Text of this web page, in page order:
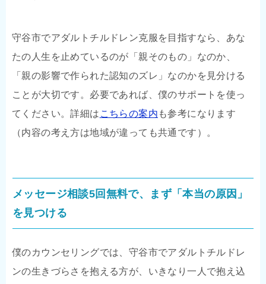
守谷市でアダルトチルドレン克服を目指すなら、あな
たの人生を止めているのが「親そのもの」なのか、
「親の影響で作られた認知のズレ」なのかを見分ける
ことが大切です。必要であれば、僕のサポートを使っ
てください。詳細は こちらの案内 も参考になります
（内容の考え方は地域が違っても共通です）。
メッセージ相談5回無料で、まず「本当の原因」
を見つける
僕のカウンセリングでは、守谷市でアダルトチルドレ
ンの生きづらさを抱える方が、いきなり一人で抱え込